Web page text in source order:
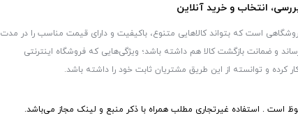
انتخاب و خرید آنلاین
است که بتواند کالاهایی متنوع، باکیفیت و دارای قیمت مناسب را در مدت
و ضمانت بازگشت کالا هم داشته باشد؛ ویژگی‌هایی که فروشگاه اینترنتی
و توانسته از این طریق مشتریان ثابت خود را داشته باشد.
. استفاده غیرتجاری مطلب همراه با ذکر منبع و لینک مجاز می‌باشد.